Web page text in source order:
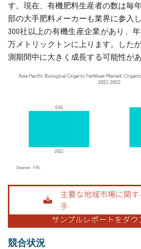
す。現在、有機肥料生産者の数は毎
部の大手肥料メーカーも業界に参入
300社以上の有機生産企業があり、
万メトリックトンに上ります。した
測期間中に大きく成長する可能性があ
画像 © Mordor Intelligence。再利用にはCC BY
競合状況